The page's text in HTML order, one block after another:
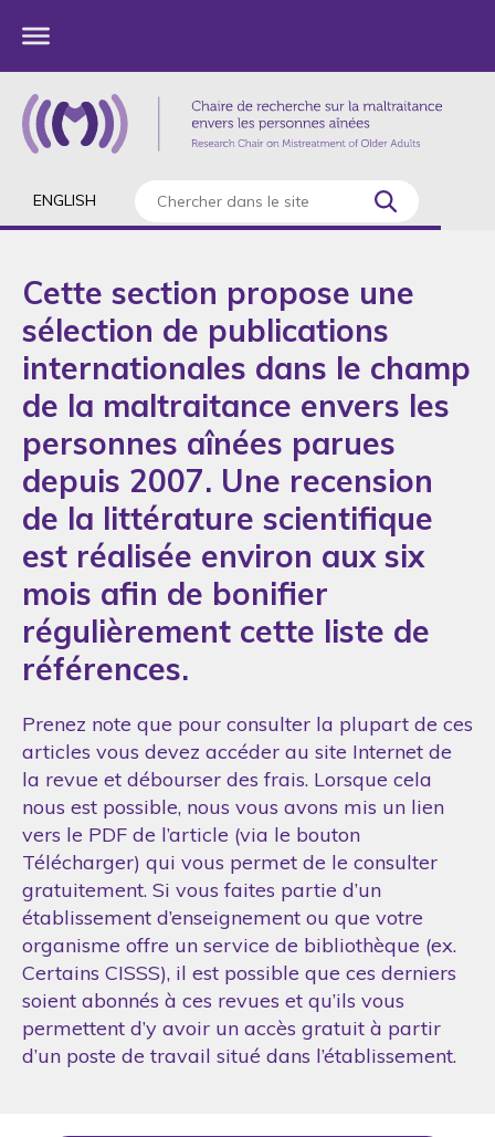
ENGLISH
Cette section propose une
sélection de publications
internationales dans le champ
de la maltraitance envers les
personnes aînées parues
depuis 2007. Une recension
de la littérature scientifique
est réalisée environ aux six
mois afin de bonifier
régulièrement cette liste de
références.
Prenez note que pour consulter la plupart de ces
articles vous devez accéder au site Internet de
la revue et débourser des frais. Lorsque cela
nous est possible, nous vous avons mis un lien
vers le PDF de l’article (via le bouton
Télécharger) qui vous permet de le consulter
gratuitement. Si vous faites partie d’un
établissement d’enseignement ou que votre
organisme offre un service de bibliothèque (ex.
Certains CISSS), il est possible que ces derniers
soient abonnés à ces revues et qu’ils vous
permettent d’y avoir un accès gratuit à partir
d’un poste de travail situé dans l’établissement.